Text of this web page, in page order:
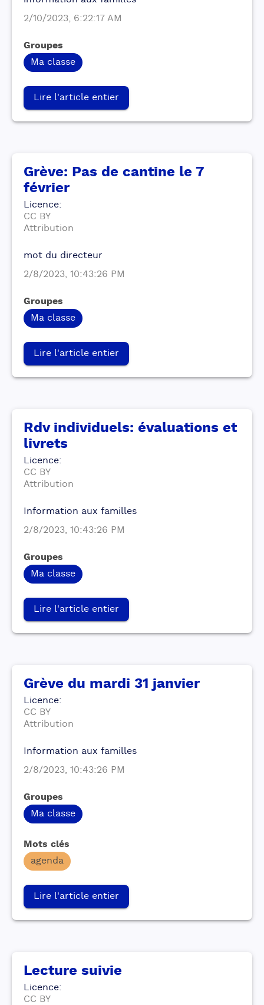
2/10/2023, 6:22:17 AM
Groupes
Ma classe
Lire l'article entier
Grève: Pas de cantine le 7
février
Licence:
CC BY
Attribution
mot du directeur
2/8/2023, 10:43:26 PM
Groupes
Ma classe
Lire l'article entier
Rdv individuels: évaluations et
livrets
Licence:
CC BY
Attribution
Information aux familles
2/8/2023, 10:43:26 PM
Groupes
Ma classe
Lire l'article entier
Grève du mardi 31 janvier
Licence:
CC BY
Attribution
Information aux familles
2/8/2023, 10:43:26 PM
Groupes
Ma classe
Mots clés
agenda
Lire l'article entier
Lecture suivie
Licence:
CC BY